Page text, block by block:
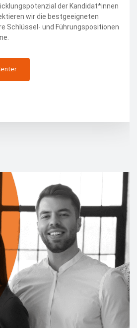
der Kandidat*innen
wir die bestgeeigneten
Schlüssel- und Führungspositionen